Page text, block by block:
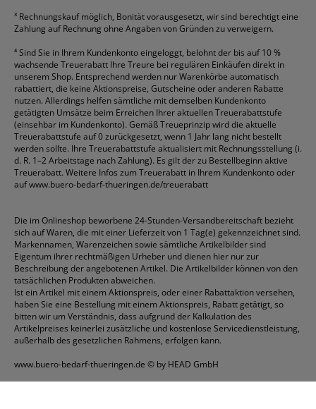
³ Rechnungskauf möglich, Bonität vorausgesetzt, wir sind berechtigt eine
Zahlung auf Rechnung ohne Angaben von Gründen zu verweigern.
⁴Sind Sie in Ihrem Kundenkonto eingeloggt, belohnt der bis auf 10 %
wachsende Treuerabatt Ihre Treure bei regulären Einkäufen direkt in
unserem Shop. Entsprechend werden nur Warenkörbe automatisch
rabattiert, die keine Aktionspreise, Gutscheine oder anderen Rabatte
nutzen. Allerdings helfen sämtliche mit demselben Kundenkonto
getätigten Umsätze beim Erreichen Ihrer aktuellen Treuerabattstufe
(einsehbar im Kundenkonto). Gemäß Treueprinzip wird die aktuelle
Treuerabattstufe auf 0 zurückgesetzt, wenn 1 Jahr lang nicht bestellt
werden sollte. Ihre Treuerabattstufe aktualisiert mit Rechnungsstellung (i.
d. R. 1–2 Arbeitstage nach Zahlung). Es gilt der zu Bestellbeginn aktive
Treuerabatt. Weitere Infos zum Treuerabatt in Ihrem Kundenkonto oder
aufwww.buero-bedarf-thueringen.de/treuerabatt
Die im Onlineshop beworbene 24-Stunden-Versandbereitschaft bezieht
sich auf Waren, die mit einer Lieferzeit von 1 Tag(e) gekennzeichnet sind.
Markennamen, Warenzeichen sowie sämtliche Artikelbilder sind
Eigentum ihrer rechtmäßigen Urheber und dienen hier nur zur
Beschreibung der angebotenen Artikel. Die Artikelbilder können von den
tatsächlichen Produkten abweichen.
Ist ein Artikel mit einem Aktionspreis, oder einer Rabattaktion versehen,
haben Sie eine Bestellung mit einem Aktionspreis, Rabatt getätigt, so
bitten wir um Verständnis, dass aufgrund der Kalkulation des
Artikelpreises keinerlei zusätzliche und kostenlose Servicedienstleistung,
außerhalb des gesetzlichen Rahmens, erfolgen kann.
www.buero-bedarf-thueringen.de © by HEAD GmbH